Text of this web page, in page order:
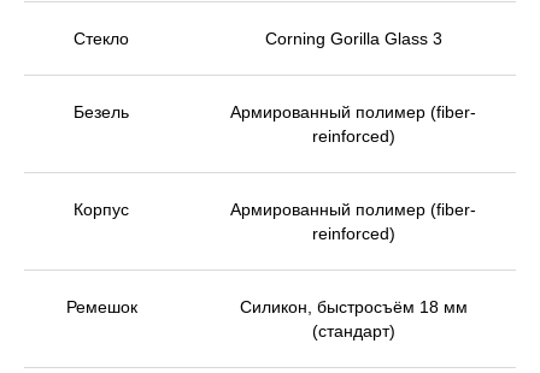
ЧТО ЕСЛИ ВАШ СЛЕДУЮЩИЙ
РЕЗУЛЬТАТОМ ВСЕЙ ЖИЗНИ? И
ПЛАНЫ ТРЕНИРОВОК GARMIN
Стекло Corning Gorilla Glass 3
Безель
Армированный полимер (fiber-
reinforced)
Корпус
Армированный полимер (fiber-
reinforced)
Ремешок
Силикон, быстросъём 18 мм
(стандарт)